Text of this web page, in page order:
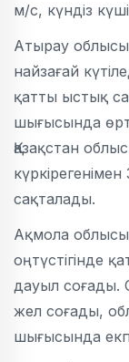
м/с, күндіз
Атырау
найзағай
қатты ыстық
шығысында
Қазақстан
сақталады.
Ақмола
оңтүстігінде
дауыл соғады.
жел соғады,
шығысында